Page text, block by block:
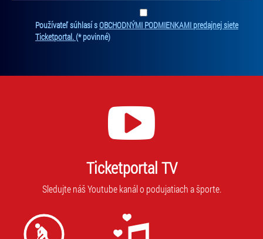
mailovú
stranami.
Používateľ súhlasí sOBCHODNÝMI PODMIENKAMI predajnej siete
Ticketportal.(* povinné)
Ticketportal TV
Sledujte náš Youtube kanál o podujatiach a športe.